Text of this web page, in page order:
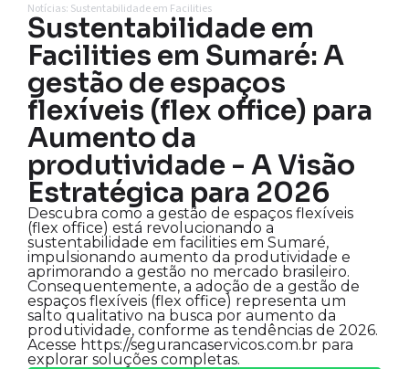
Notícias: Sustentabilidade em Facilities
Sustentabilidade em
Facilities em Sumaré: A
gestão de espaços
flexíveis (flex office) para
Aumento da
produtividade - A Visão
Estratégica para 2026
Descubra como a gestão de espaços flexíveis
(flex office) está revolucionando a
sustentabilidade em facilities em Sumaré,
impulsionando aumento da produtividade e
aprimorando a gestão no mercado brasileiro.
Consequentemente, a adoção de a gestão de
espaços flexíveis (flex office) representa um
salto qualitativo na busca por aumento da
produtividade, conforme as tendências de 2026.
Acesse https://segurancaservicos.com.br para
explorar soluções completas.